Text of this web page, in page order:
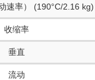
速率） (190°C/2.16 kg)
收缩率
垂直
流动